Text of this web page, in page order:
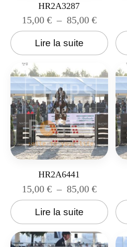
HR2A3287
15,00 € – 85,00 €
Lire la suite
HR2A6441
15,00 € – 85,00 €
Lire la suite